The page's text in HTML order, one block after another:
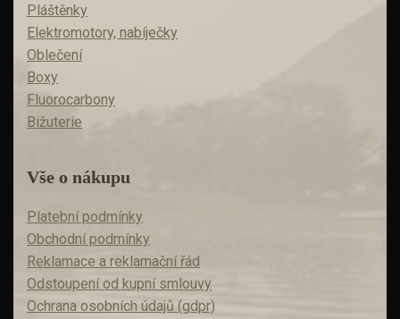
Pláštěnky
Elektromotory, nabíječky
Oblečení
Boxy
Fluorocarbony
Bižuterie
Vše o nákupu
Platební podmínky
Obchodní podmínky
Reklamace a reklamační řád
Odstoupení od kupní smlouvy
Ochrana osobních údajů (gdpr)